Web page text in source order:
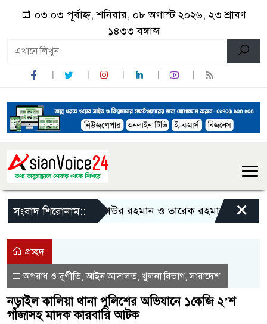
০৩:০৩ পূর্বাহ্ন, শনিবার, ০৮ অগাস্ট ২০২৬, ২৩ শ্রাবণ
১৪৩৩ বঙ্গাব্দ
সংবাদ শিরোনাম::জিয়াউর রহমান ও তারেক রহমানকে নিয়ে×
প্রচ্ছদ
অপরাধ ও দুর্ণীতি,আইন আদালত, খুলনা বিভাগ,সারাদেশ
নড়াইল কালিয়া থানা পুলিশের অভিযানে ১কেজি ২’শ
গাঁজাসহ মাদক কারবারি আটক